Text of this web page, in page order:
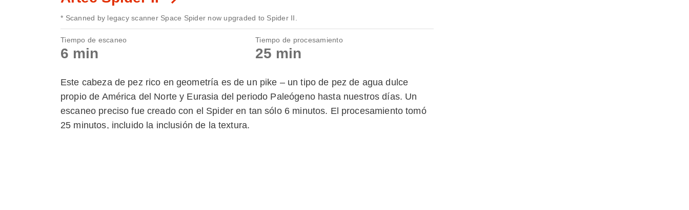
* Scanned by legacy scanner Space Spider now upgraded to Spider II.
Tiempo de escaneo
6 min
Tiempo de procesamiento
25 min
Este cabeza de pez rico en geometría es de un pike – un tipo de pez de agua dulce
propio de América del Norte y Eurasia del periodo Paleógeno hasta nuestros días. Un
escaneo preciso fue creado con el Spider en tan sólo 6 minutos. El procesamiento tomó
25 minutos, incluido la inclusión de la textura.